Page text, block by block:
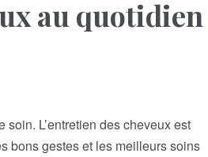
au quotidien
L’entretien des cheveux est
bons gestes et les meilleurs soins